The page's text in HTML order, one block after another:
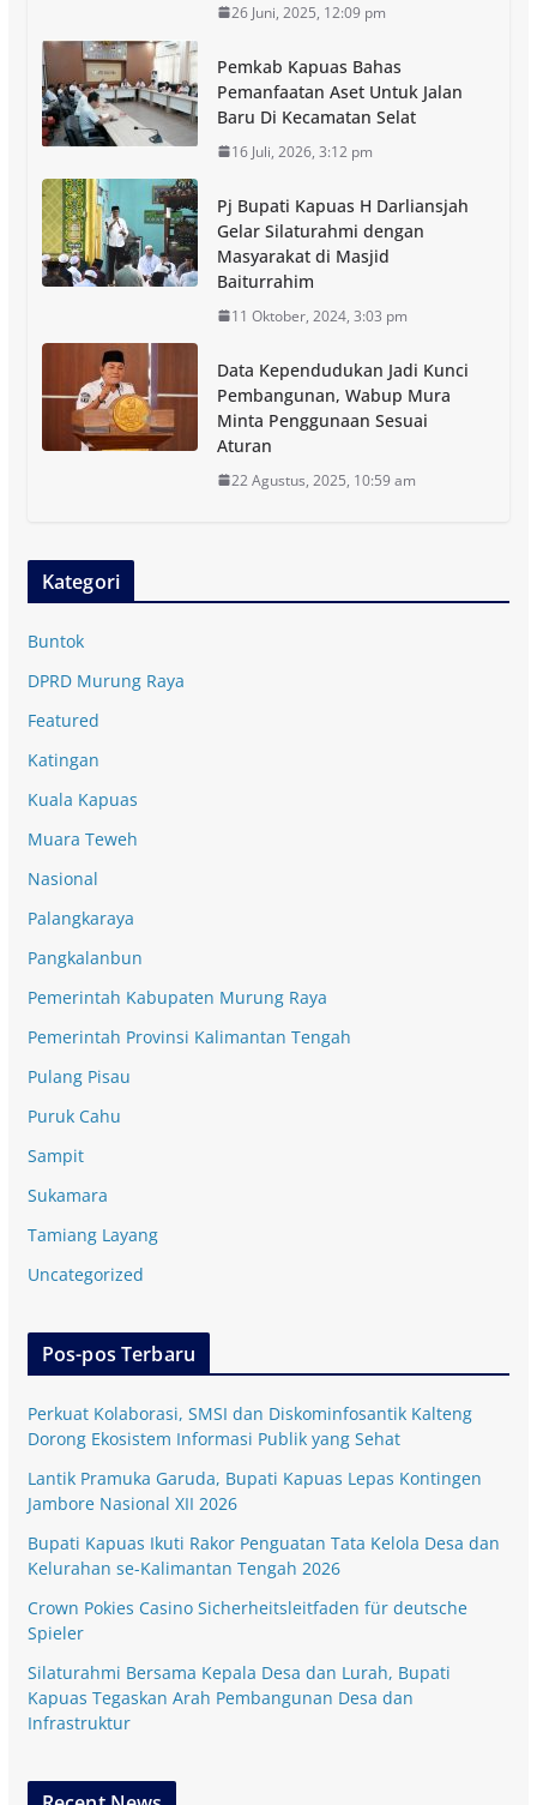
26 Juni, 2025, 12:09 pm
Pemkab Kapuas Bahas
Pemanfaatan Aset Untuk Jalan
Baru Di Kecamatan Selat
16 Juli, 2026, 3:12 pm
Pj Bupati Kapuas H Darliansjah
Gelar Silaturahmi dengan
Masyarakat di Masjid
Baiturrahim
11 Oktober, 2024, 3:03 pm
Data Kependudukan Jadi Kunci
Pembangunan, Wabup Mura
Minta Penggunaan Sesuai
Aturan
22 Agustus, 2025, 10:59 am
Kategori
Buntok
DPRD Murung Raya
Featured
Katingan
Kuala Kapuas
Muara Teweh
Nasional
Palangkaraya
Pangkalanbun
Pemerintah Kabupaten Murung Raya
Pemerintah Provinsi Kalimantan Tengah
Pulang Pisau
Puruk Cahu
Sampit
Sukamara
Tamiang Layang
Uncategorized
Pos-pos Terbaru
Perkuat Kolaborasi, SMSI dan Diskominfosantik Kalteng
Dorong Ekosistem Informasi Publik yang Sehat
Lantik Pramuka Garuda, Bupati Kapuas Lepas Kontingen
Jambore Nasional XII 2026
Bupati Kapuas Ikuti Rakor Penguatan Tata Kelola Desa dan
Kelurahan se-Kalimantan Tengah 2026
Crown Pokies Casino Sicherheitsleitfaden für deutsche
Spieler
Silaturahmi Bersama Kepala Desa dan Lurah, Bupati
Kapuas Tegaskan Arah Pembangunan Desa dan
Infrastruktur